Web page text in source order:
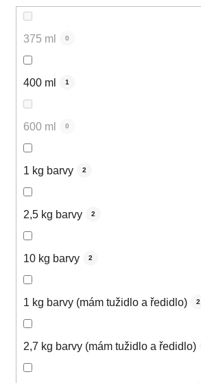
375 ml 0
400 ml 1
600 ml 0
1 kg barvy 2
2,5 kg barvy 2
10 kg barvy 2
1 kg barvy (mám tužidlo a ředidlo) 2
2,7 kg barvy (mám tužidlo a ředidlo)